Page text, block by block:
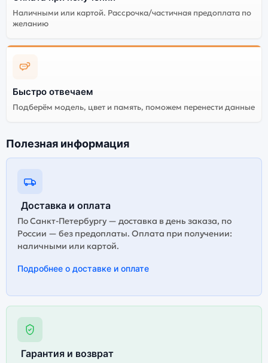
Наличными или картой. Рассрочка/частичная предоплата по
желанию
Быстро отвечаем
Подберём модель, цвет и память, поможем перенести данные
Полезная информация
Доставка и оплата
По Санкт-Петербургу — доставка в день заказа, по
России — без предоплаты. Оплата при получении:
наличными или картой.
Подробнее о доставке и оплате
Гарантия и возврат